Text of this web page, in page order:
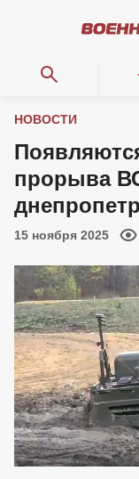
НОВОСТИ
прорыва
15 ноября 2025